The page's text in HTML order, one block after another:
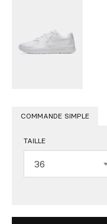
COMMANDE SIMPLE
TAILLE
36